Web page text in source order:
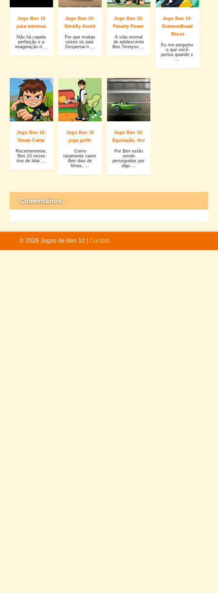
Jogo Ben 10
para meninas
Não há capela
perfeição e a
imaginação d ...
Jogo Ben 10:
Stinkfly Avoid
Por que muitas
vezes os pais
Despertar-n ...
Jogo Ben 10:
Penalty Power
A vida normal
de adolescente
Ben Tennyso ...
Jogo Ben 10:
Diamondhead
Shoot
Eu me pergunto
o que você
pensa quando v
Jogo Ben 10:
Steam Camp
Recentemente,
Ben 10 vezes
tive de lidar ...
Jogo Ben 10
joga golfe
Como
raramente caem
Ben dias de
férias, ...
Jogo Ben 10:
Equitação, tiro
Por Ben estão
sendo
perseguidos por
algu ...
Comentários:
© 2026 Jogos de Ben 10 | Contato